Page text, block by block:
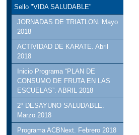
Sello "VIDA SALUDABLE"
JORNADAS DE TRIATLON. Mayo
2018
ACTIVIDAD DE KARATE. Abril
2018
Inicio Programa “PLAN DE
CONSUMO DE FRUTA EN LAS
ESCUELAS”. ABRIL 2018
2º DESAYUNO SALUDABLE.
Marzo 2018
Programa ACBNext. Febrero 2018